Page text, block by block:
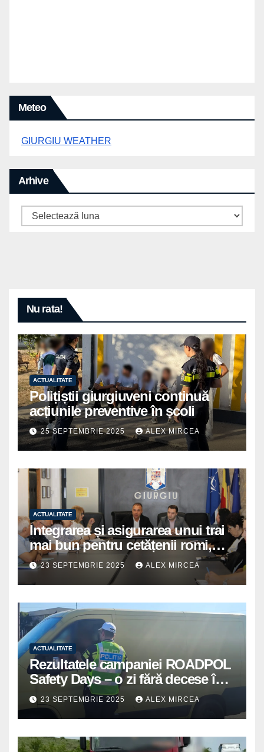
Meteo
GIURGIU WEATHER
Arhive
Arhive
Nu rata!
ACTUALITATE
Polițiștii giurgiuveni continuă
acțiunile preventive în școli
25 SEPTEMBRIE 2025 ALEX MIRCEA
ACTUALITATE
Integrarea și asigurarea unui trai
mai bun pentru cetățenii romi,
prioritate pentru instituțiile
publice giurgiuvene
23 SEPTEMBRIE 2025 ALEX MIRCEA
ACTUALITATE
Rezultatele campaniei ROADPOL
Safety Days – o zi fără decese în
trafic
23 SEPTEMBRIE 2025 ALEX MIRCEA